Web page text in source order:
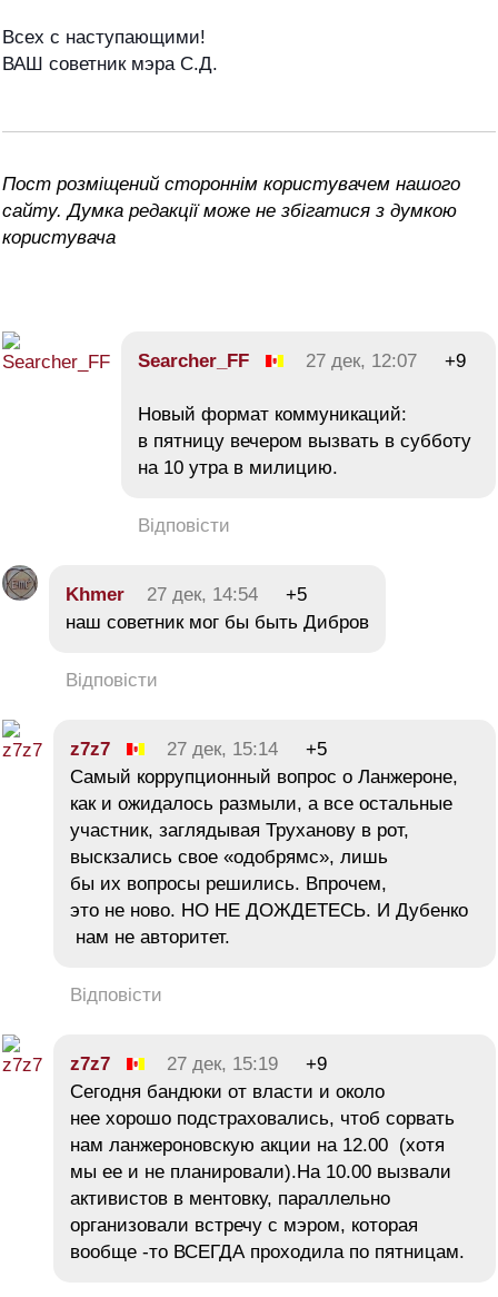
Всех с наступающими!
ВАШ советник мэра С.Д.
Пост розміщений стороннім користувачем нашого
сайту. Думка редакції може не збігатися з думкою
користувача
Searcher_FF 27 дек, 12:07 +9
Новый формат коммуникаций:
в пятницу вечером вызвать в субботу
на 10 утра в милицию.
Відповісти
Khmer 27 дек, 14:54
+5
наш советник мог бы быть Дибров
Відповісти
z7z7 27 дек, 15:14
+5
Самый коррупционный вопрос о Ланжероне,
как и ожидалось размыли, а все остальные
участник, заглядывая Труханову в рот,
выскзались свое «одобрямс», лишь
бы их вопросы решились. Впрочем,
это не ново. НО НЕ ДОЖДЕТЕСЬ. И Дубенко
нам не авторитет.
Відповісти
z7z7 27 дек, 15:19
+9
Сегодня бандюки от власти и около
нее хорошо подстраховались, чтоб сорвать
нам ланжероновскую акции на 12.00 (хотя
мы ее и не планировали).На 10.00 вызвали
активистов в ментовку, параллельно
организовали встречу с мэром, которая
вообще -то ВСЕГДА проходила по пятницам.